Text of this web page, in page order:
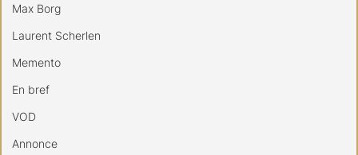
Max Borg
Laurent Scherlen
Memento
En bref
VOD
Annonce